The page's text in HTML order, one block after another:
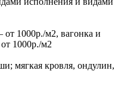
от 1000р./м2, вагонка и
1000р./м2
мягкая кровля, ондулин,